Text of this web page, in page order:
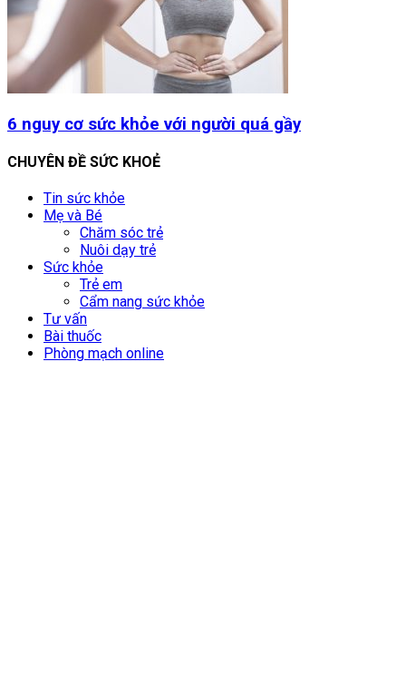
6 nguy cơ sức khỏe với người quá gầy
CHUYÊN ĐỀ SỨC KHOẺ
Tin sức khỏe
Mẹ và Bé
Chăm sóc trẻ
Nuôi dạy trẻ
Sức khỏe
Trẻ em
Cẩm nang sức khỏe
Tư vấn
Bài thuốc
Phòng mạch online